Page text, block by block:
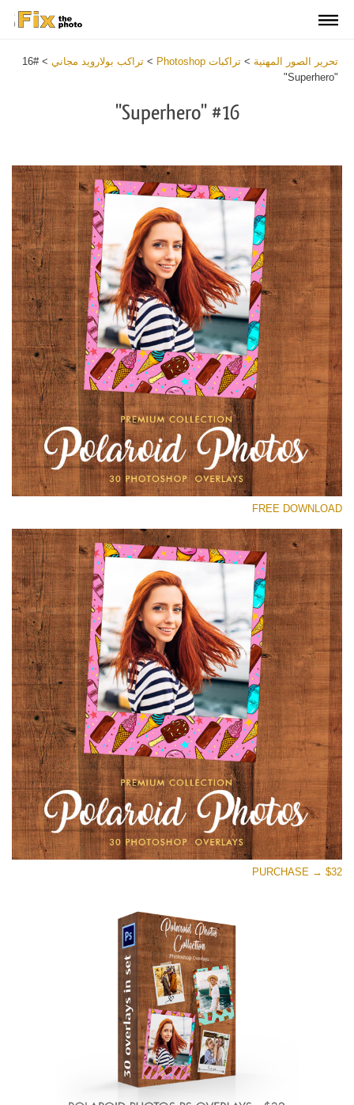
تحرير الصور المهنية > تراكبات Photoshop > تراكب بولارويد مجاني >
#16
"Superhero"
#16 "Superhero"
رجاء اختر
Free Polaroid Overlay #16
Small 800*1027px
Polaroid Photos
(30 Overlays)
Light Sparkling
(740 Overlays)
Large 6000*4000px
Entire Collection
Large 6000*4000px
تنزيل مجاني
Download
Free
FREE DOWNLOAD
PURCHASE → $32